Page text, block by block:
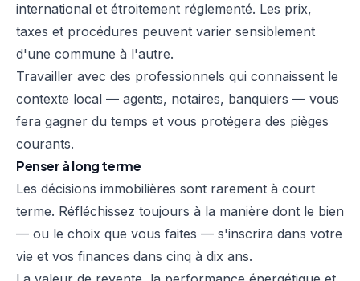
international et étroitement réglementé. Les prix,
taxes et procédures peuvent varier sensiblement
d'une commune à l'autre.
Travailler avec des professionnels qui connaissent le
contexte local — agents, notaires, banquiers — vous
fera gagner du temps et vous protégera des pièges
courants.
Penser à long terme
Les décisions immobilières sont rarement à court
terme. Réfléchissez toujours à la manière dont le bien
— ou le choix que vous faites — s'inscrira dans votre
vie et vos finances dans cinq à dix ans.